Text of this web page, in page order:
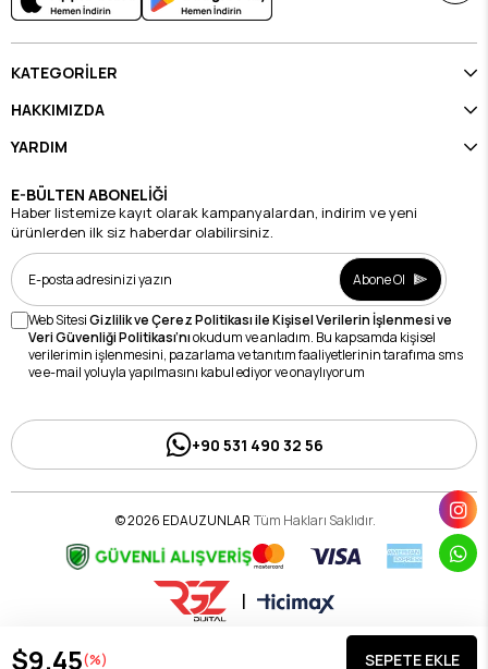
KATEGORİLER
HAKKIMIZDA
YARDIM
E-BÜLTEN ABONELİĞİ
Haber listemize kayıt olarak kampanyalardan, indirim ve yeni
ürünlerden ilk siz haberdar olabilirsiniz.
Abone Ol
Web SitesiGizlilik ve Çerez Politikası ile Kişisel Verilerin İşlenmesi ve
Veri Güvenliği Politikası’nıokudum ve anladım. Bu kapsamda kişisel
verilerimin işlenmesini, pazarlama ve tanıtım faaliyetlerinin tarafıma sms
ve e-mail yoluyla yapılmasını kabul ediyor ve onaylıyorum
+90 531 490 32 56
© 2026 EDAUZUNLAR Tüm Hakları Saklıdır.
|
$9.45(%)